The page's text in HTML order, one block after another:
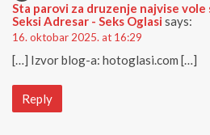
Sta parovi za druzenje najvise vole
Seksi Adresar - Seks Oglasi says:
16. oktobar 2025. at 16:29
[…] Izvor blog-a: hotoglasi.com […]
Reply